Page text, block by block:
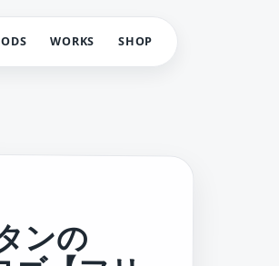
WORKS SHOP
ンの
フリー